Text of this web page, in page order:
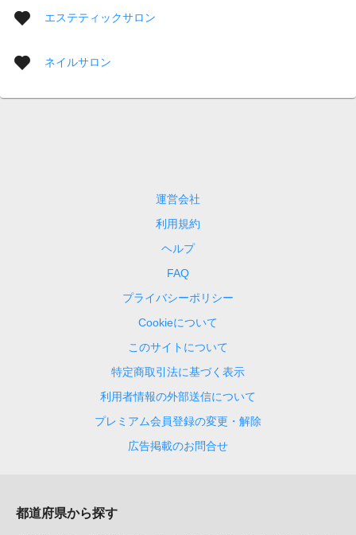
エステティックサロン
ネイルサロン
運営会社
利用規約
ヘルプ
FAQ
プライバシーポリシー
Cookieについて
このサイトについて
特定商取引法に基づく表示
利用者情報の外部送信について
プレミアム会員登録の変更・解除
広告掲載のお問合せ
都道府県から探す